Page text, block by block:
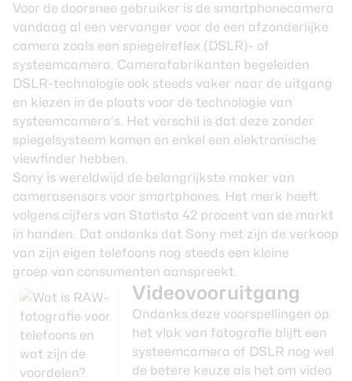
Voor de doorsnee gebruiker is de smartphonecamera
vandaag al een vervanger voor de een afzonderlijke
camera zoals een spiegelreflex (DSLR)- of
systeemcamera. Camerafabrikanten begeleiden
DSLR-technologie ook steeds vaker naar de uitgang
en kiezen in de plaats voor de technologie van
systeemcamera’s. Het verschil is dat deze zonder
spiegelsysteem komen en enkel een elektronische
viewfinder hebben.
Sony is wereldwijd de belangrijkste maker van
camerasensors voor smartphones. Het merk heeft
volgens cijfers van Statista 42 procent van de markt
in handen. Dat ondanks dat Sony met zijn de verkoop
van zijn eigen telefoons nog steeds een kleine
groep van consumenten aanspreekt.
Videovooruitgang
Ondanks deze voorspellingen op
het vlak van fotografie blijft een
systeemcamera of DSLR nog wel
de betere keuze als het om video